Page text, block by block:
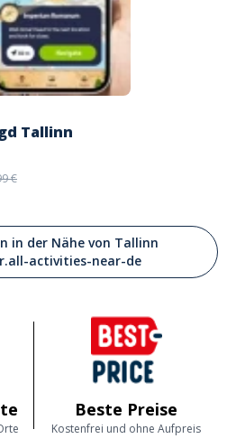
Tallinn
€
in der Nähe von Tallinn
activities-near-de
Beste Preise
Kostenfrei und ohne Aufpreis